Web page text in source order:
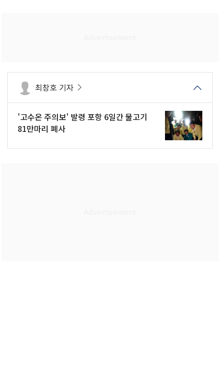
최창호 기자
'고수온 주의보' 발령 포항 6일간 물고기
81만마리 폐사